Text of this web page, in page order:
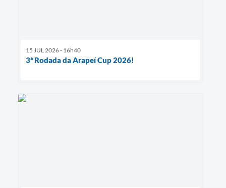
15 JUL 2026 - 16h40
3ª Rodada da Arapeí Cup 2026!